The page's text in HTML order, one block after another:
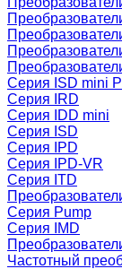
Серия ISD mini
Серия IRD
Серия IDD mini
Серия ISD
Серия IPD
Серия IPD-VR
Серия ITD
Серия Pump
Серия IMD
Частотный